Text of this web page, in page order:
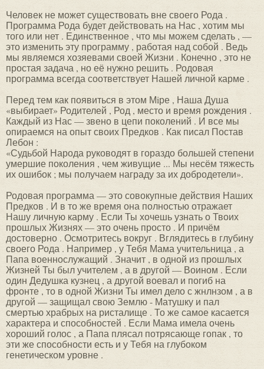
Человек не может существовать вне своего Рода .
Программа Рода будет действовать на Нас , хотим мы
того или нет . Единственное , что мы можем сделать , —
это изменить эту программу , работая над собой . Ведь
мы являемся хозяевами своей Жизни . Конечно , это не
простая задача , но её нужно решить . Родовая
программа всегда соответствует Нашей личной карме .
Перед тем как появиться в этом Мiре , Наша Душа
«выбирает» Родителей , Род , место и время рождения .
Каждый из Нас — звено в цепи поколений . И все мы
опираемся на опыт своих Предков . Как писал Постав
Лебон :
«Судьбой Народа руководят в гораздо большей степени
умершие поколения , чем живущие ... Мы несём тяжесть
их ошибок ; мы получаем награду за их добродетели».
Родовая программа — это совокупные действия Наших
Предков . И в то же время она полностью отражает
Нашу личную карму . Если Ты хочешь узнать о Твоих
прошлых Жизнях — это очень просто . И причём
достоверно . Осмотритесь вокруг . Вглядитесь в глубину
своего Рода . Например , у Тебя Мама учительница , а
Папа военнослужащий . Значит , в одной из прошлых
Жизней Ты был учителем , а в другой — Воином . Если
один Дедушка кузнец , а другой воевал и погиб на
фронте , то в одной Жизни Ты имел дело с жнлнзом , а в
другой — защищал свою Землю - Матушку и пал
смертью храбрых на ристалище . То же самое касается
характера и способностей . Если Мама имела очень
хороший голос , а Папа плясал потрясающе гопак , то
эти же способности есть и у Тебя на глубоком
генетическом уровне .